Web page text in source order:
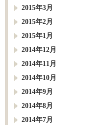
2015年3月
2015年2月
2015年1月
2014年12月
2014年11月
2014年10月
2014年9月
2014年8月
2014年7月